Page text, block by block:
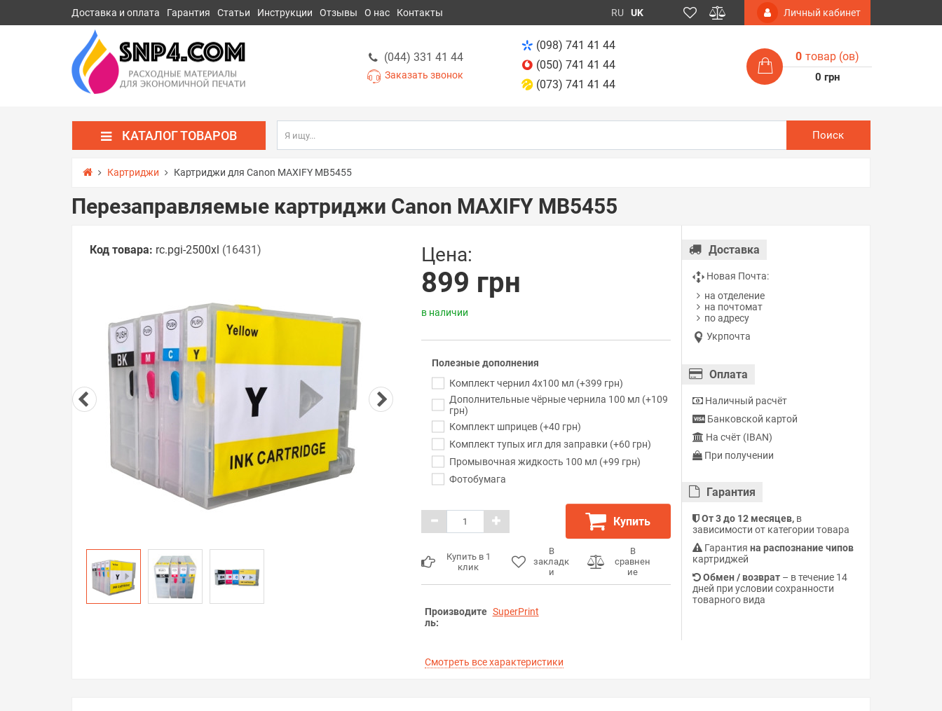
Доставка и оплата Гарантия Статьи Инструкции Отзывы О нас Контакты RU UK Личный кабинет
(044) 331 41 44
Заказать звонок
(098) 741 41 44
(050) 741 41 44
(073) 741 41 44
0 товар (ов)
0 грн
КАТАЛОГ ТОВАРОВ Поиск
Картриджи Картриджи для Canon MAXIFY MB5455
Перезаправляемые картриджи Canon MAXIFY MB5455
Код товара: rc.pgi-2500xl (16431) Цена:
899 грн
в наличии
Полезные дополнения
Комплект чернил 4x100 мл (+399 грн)
Дополнительные чёрные чернила 100 мл (+109
грн)
Комплект шприцев (+40 грн)
Комплект тупых игл для заправки (+60 грн)
Промывочная жидкость 100 мл (+99 грн)
Фотобумага
Купить
Купить в 1
клик
В
закладк
и
В
сравнен
ие
Производите
ль:
SuperPrint
Смотреть все характеристики
Доставка
Новая Почта:
на отделение
на почтомат
по адресу
Укрпочта
Оплата
Наличный расчёт
Банковской картой
На счёт (IBAN)
При получении
Гарантия
От 3 до 12 месяцев,в
зависимости от категории товара
Гарантия на распознание чипов
картриджей
Обмен / возврат– в течение 14
дней при условии сохранности
товарного вида